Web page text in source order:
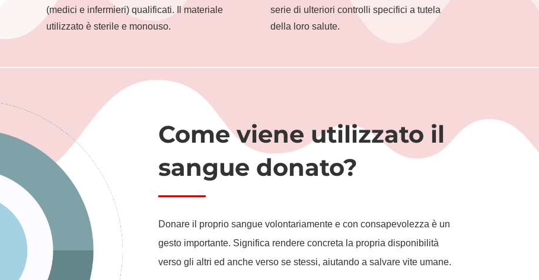
(medici e infermieri) qualificati. Il materiale
utilizzato è sterile e monouso.
serie di ulteriori controlli specifici a tutela
della loro salute.
Come viene utilizzato il
sangue donato?
Donare il proprio sangue volontariamente e con consapevolezza è un
gesto importante. Significa rendere concreta la propria disponibilità
verso gli altri ed anche verso se stessi, aiutando a salvare vite umane.